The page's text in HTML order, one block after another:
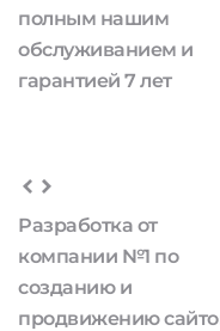
полным нашим
обслуживанием и
гарантией 7 лет
Разработка от
компании №1 по
созданию и
продвижению